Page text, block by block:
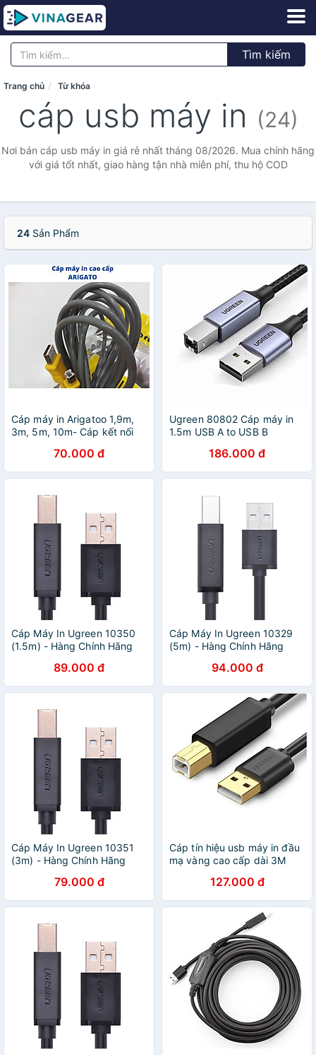
Tìm kiếm
Trang chủ Từ khóa
cáp usb máy in (24)
Nơi bán cáp usb máy in giá rẻ nhất tháng 08/2026. Mua chính hãng
với giá tốt nhất, giao hàng tận nhà miễn phí, thu hộ COD
24 Sản Phẩm
Cáp máy in Arigatoo 1,9m,
3m, 5m, 10m- Cáp kết nối
70.000 đ
Ugreen 80802 Cáp máy in
1.5m USB A to USB B
Braided Black US369 Hàng
chính hãng
186.000 đ
Cáp Máy In Ugreen 10350
(1.5m) - Hàng Chính Hãng
89.000 đ
Cáp Máy In Ugreen 10329
(5m) - Hàng Chính Hãng
94.000 đ
Cáp Máy In Ugreen 10351
(3m) - Hàng Chính Hãng
79.000 đ
Cáp tín hiệu usb máy in đầu
mạ vàng cao cấp dài 3M
USB10351Us135 Hàng chính
hãng
127.000 đ